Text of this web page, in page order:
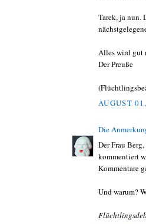
Tarek, ja nun.
Alles wird gut
Der Preuße
AUGUST
Die
Der Frau
kommentiert
Kommentare
Und warum?